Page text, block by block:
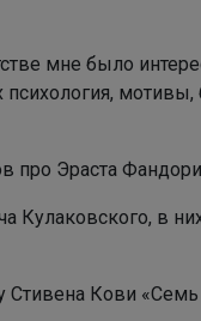
мне было
психология, мотивы,
про Эраста
Кулаковского, в
Стивена Кови